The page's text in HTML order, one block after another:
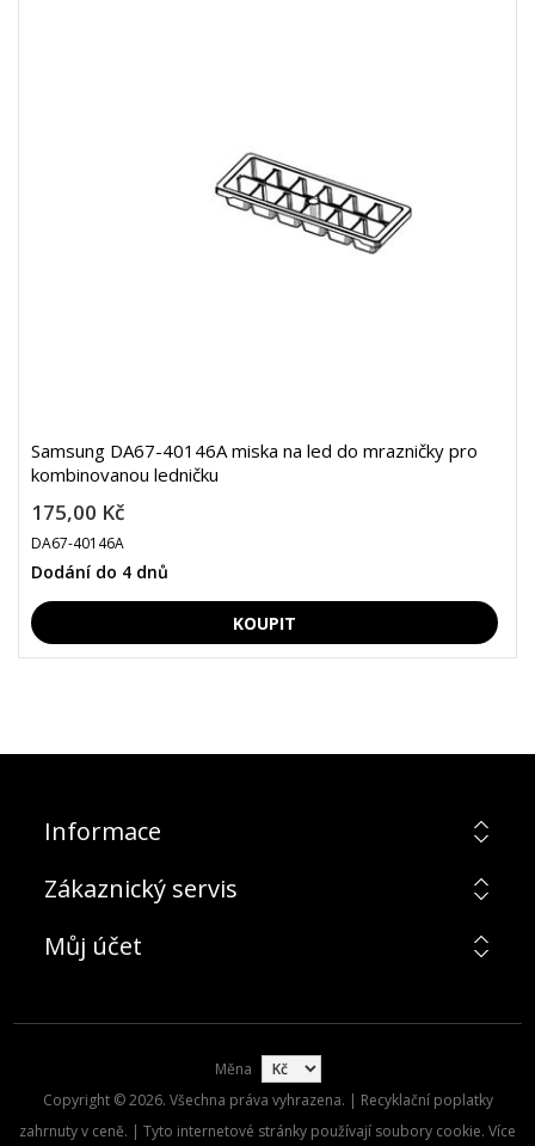
Samsung DA67-40146A miska na led do mrazničky pro
kombinovanou ledničku
175,00 Kč
DA67-40146A
Dodání do 4 dnů
Informace
Zákaznický servis
Můj účet
Měna
Copyright © 2026. Všechna práva vyhrazena. | Recyklační poplatky
zahrnuty v ceně. | Tyto internetové stránky používají soubory cookie. Více